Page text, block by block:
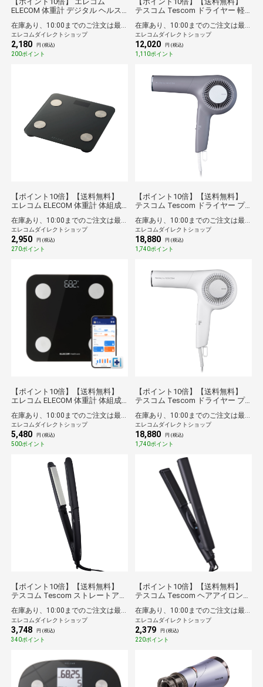
ELECOM 体重計 デジタル ヘルス
動電源ON 強化ガラス天板 最大
150kg対応 LED表示 電池付属 エク
リア ホワイト
エレコムダイレクトショップ
2,180 円 (税込)
200ポイント
テスコム Tescom ドライヤー 軽
保証 Nobby by TESCOM ホワイト
アッシュ
エレコムダイレクトショップ
12,020 円 (税込)
1,110ポイント
【ポイント10倍】【送料無料】
エレコム ELECOM 体重計 体組成
ホ連動 【 体重 体脂肪率 BMI 内臓
脂肪レベル 皮下脂肪率 骨格筋率
骨量 基礎代謝 FFMI 9項目測定可
】 ブラック
エレコムダイレクトショップ
2,950 円 (税込)
270ポイント
【ポイント10倍】【送料無料】
テスコム Tescom ドライヤー プ
乾 冷温風 Nobby by TESCOM コ
ード長1.7m スモーキーグレー
エレコムダイレクトショップ
18,880 円 (税込)
1,740ポイント
【ポイント10倍】【送料無料】
エレコム ELECOM 体重計 体組成
動 13項目測定 体脂肪率 / BMIなど
ヘルスメーター iOS/Android対応
Healthcareアプリ連携 ブラック
在庫あり、10:00までのご注文は最短即日発送
エレコムダイレクトショップ
5,480 円 (税込)
500ポイント
【ポイント10倍】【送料無料】
テスコム Tescom ドライヤー プ
乾 温冷自動切替モード 高耐久 ス
タンド付属 コード長1.7m Nobby
by TESCOM ホワイトアッシュ
在庫あり、10:00までのご注文は最短即日発送
エレコムダイレクトショップ
18,880 円 (税込)
1,740ポイント
【ポイント10倍】【送料無料】
テスコム Tescom ストレートアイ
ン 140-200℃ 24mm 温度調整/ロッ
ク/メモリー 海外対応 自動OFF 開
閉ロック naturam ブラック
在庫あり、10:00までのご注文は最短即日発送
エレコムダイレクトショップ
3,748 円 (税込)
340ポイント
【ポイント10倍】【送料無料】
テスコム Tescom ヘアアイロン
外対応 旅行用 ナノセラミックコ
ーティング 190℃ コンパクト 持ち
運び便利 ブラック
在庫あり、10:00までのご注文は最短即日発送
エレコムダイレクトショップ
2,379 円 (税込)
220ポイント